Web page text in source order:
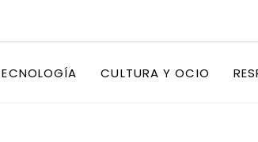
CULTURA Y OCIO